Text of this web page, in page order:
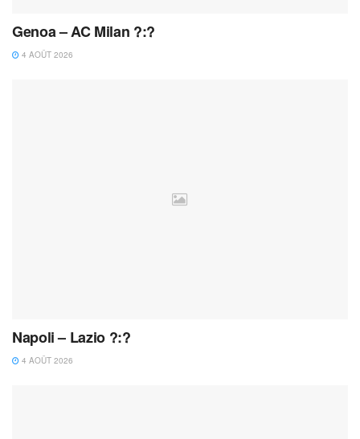
Genoa – AC Milan ?:?
4 AOÛT 2026
Napoli – Lazio ?:?
4 AOÛT 2026